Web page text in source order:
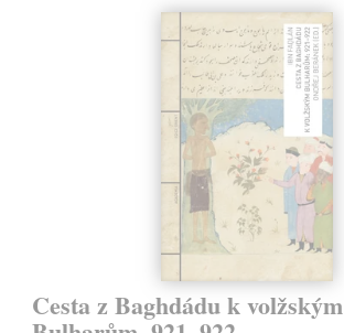
Cesta z Baghdádu k volžským